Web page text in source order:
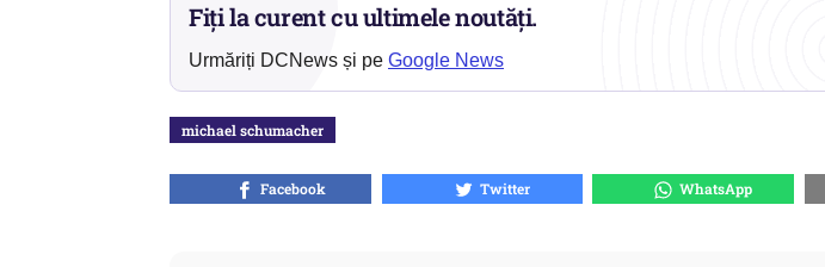
Fiți la curent cu ultimele noutăți.
Urmăriți DCNews și pe Google News
michael schumacher
Facebook Twitter WhatsApp